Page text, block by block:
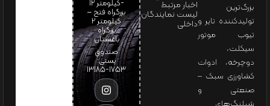
بزرگ‌ترین
تولیدکننده تایر و
تیوب موتور
سیکلت،
دوچرخه، ادوات
کشاورزی سبک –
صنعتی و
اخبار مرتبط
لیست نمایندگان
داخلی
-کیلومتر 12
بزرگراه فتح –
کیلومتر ۲
بزرگراه
باغستان
صندوق
پستی:
1753-13185